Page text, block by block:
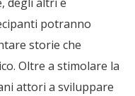
degli altri e
potranno
storie che
Oltre a stimolare la
attori a sviluppare